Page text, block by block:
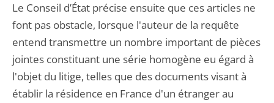
Le Conseil d’État précise ensuite que ces articles ne
font pas obstacle, lorsque l'auteur de la requête
entend transmettre un nombre important de pièces
jointes constituant une série homogène eu égard à
l'objet du litige, telles que des documents visant à
établir la résidence en France d'un étranger au